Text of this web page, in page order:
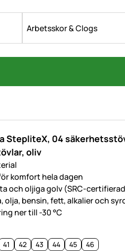
Arbetsskor & Clogs
StepliteX, 04
oliv
komfort hela dagen
och oljiga golv (SRC-
olja, bensin, fett, alkalier och
ner till -30 °C
41 42 43 44 45 46